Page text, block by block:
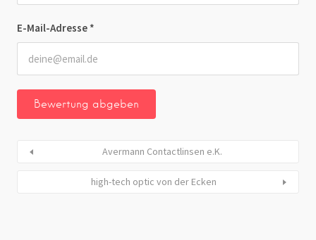
E-Mail-Adresse *
Avermann Contactlinsen e.K.
high-tech optic von der Ecken